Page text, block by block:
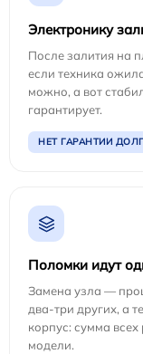
Электронику
После залития на
если техника
можно, а вот
гарантирует.
НЕТ ГАРАНТИИ
Поломки идут
Замена узла —
два-три других, а
корпус: сумма
модели.